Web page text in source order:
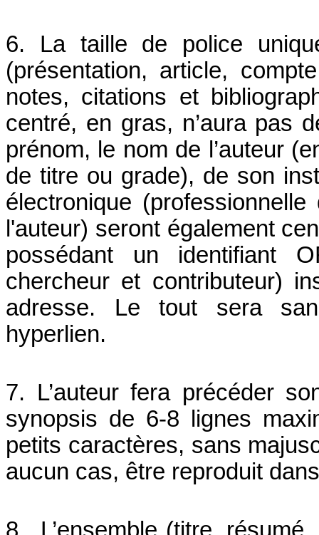
6. La taille de police
(présentation, article,
notes, citations et
centré, en gras, n’aura pas
prénom, le nom de l’auteur
de titre ou grade), de son
électronique
l'auteur) seront également
possédant un identifiant
chercheur et contributeur)
adresse. Le tout sera
hyperlien.
7. L’auteur fera précéder
synopsis de 6-8 lignes
petits caractères, sans
aucun cas, être reproduit